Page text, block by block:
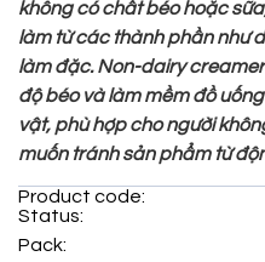
không có chất béo hoặc
làm từ các thành phần như
làm đặc. Non-dairy
độ béo và làm mềm đồ
vật, phù hợp cho người
muốn tránh sản phẩm từ
Product code:
Status:
Pack: